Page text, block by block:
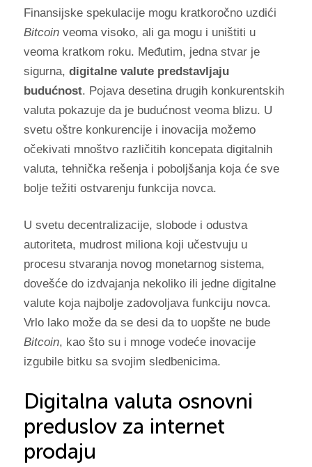
Finansijske spekulacije mogu kratkoročno uzdići
Bitcoinveoma visoko, ali ga mogu i uništiti u
veoma kratkom roku. Međutim, jedna stvar je
sigurna, digitalne valute predstavljaju
budućnost. Pojava desetina drugih konkurentskih
valuta pokazuje da je budućnost veoma blizu. U
svetu oštre konkurencije i inovacija možemo
očekivati mnoštvo različitih koncepata digitalnih
valuta, tehnička rešenja i poboljšanja koja će sve
bolje težiti ostvarenju funkcija novca.
U svetu decentralizacije, slobode i odustva
autoriteta, mudrost miliona koji učestvuju u
procesu stvaranja novog monetarnog sistema,
dovešće do izdvajanja nekoliko ili jedne digitalne
valute koja najbolje zadovoljava funkciju novca.
Vrlo lako može da se desi da to uopšte ne bude
Bitcoin, kao što su i mnoge vodeće inovacije
izgubile bitku sa svojim sledbenicima.
Digitalna valuta osnovni
preduslov za internet
prodaju